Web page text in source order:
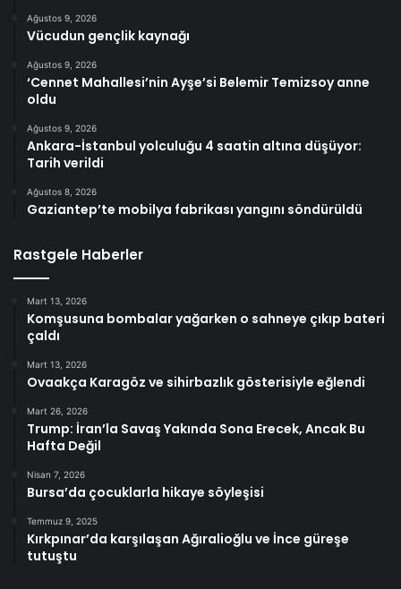
Ağustos 9, 2026
Vücudun gençlik kaynağı
Ağustos 9, 2026
‘Cennet Mahallesi’nin Ayşe’si Belemir Temizsoy anne
oldu
Ağustos 9, 2026
Ankara-İstanbul yolculuğu 4 saatin altına düşüyor:
Tarih verildi
Ağustos 8, 2026
Gaziantep’te mobilya fabrikası yangını söndürüldü
Rastgele Haberler
Mart 13, 2026
Komşusuna bombalar yağarken o sahneye çıkıp bateri
çaldı
Mart 13, 2026
Ovaakça Karagöz ve sihirbazlık gösterisiyle eğlendi
Mart 26, 2026
Trump: İran’la Savaş Yakında Sona Erecek, Ancak Bu
Hafta Değil
Nisan 7, 2026
Bursa’da çocuklarla hikaye söyleşisi
Temmuz 9, 2025
Kırkpınar’da karşılaşan Ağıralioğlu ve İnce güreşe
tutuştu